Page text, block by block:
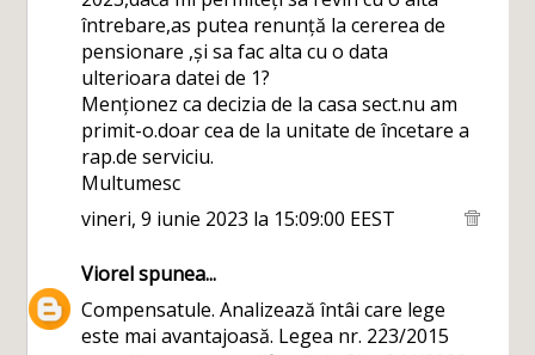
întrebare,as putea renunță la cererea de
pensionare ,și sa fac alta cu o data
ulterioara datei de 1?
Menționez ca decizia de la casa sect.nu am
primit-o.doar cea de la unitate de încetare a
rap.de serviciu.
Multumesc
vineri, 9 iunie 2023 la 15:09:00 EEST
Viorelspunea...
Compensatule. Analizează întâi care lege
este mai avantajoasă. Legea nr. 223/2015